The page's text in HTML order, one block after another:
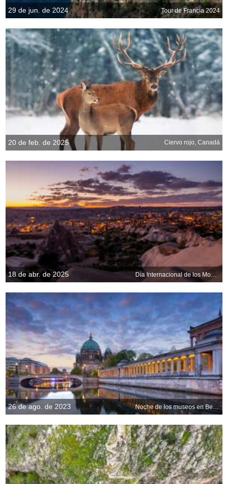
29 de jun. de 2024 Tour de Francia 2024
20 de feb. de 2025 Ciervo rojo, Canadá
18 de abr. de 2025 Día Internacional de los Monumentos y Sitios
26 de ago. de 2023 Noche de los museos en Berlín